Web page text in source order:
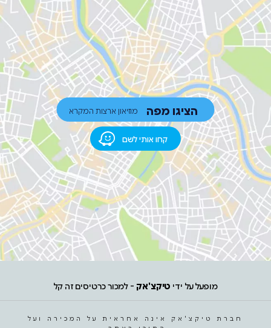
קחו אותי לשם
הציגו מפה מוזיאון ארצות המקרא
מופעל על ידי טיקצ'אק - למכור כרטיסים זה קל
חברת טיקצ'אק אינה אחראית על המכירה ועל